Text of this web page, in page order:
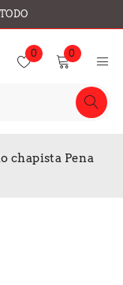
0 0
chapista Pena